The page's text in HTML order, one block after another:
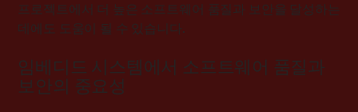
프로젝트에서 더 높은 소프트웨어 품질과 보안을 달성하는
데에도 도움이 될 수 있습니다.
임베디드 시스템에서 소프트웨어 품질과
보안의 중요성